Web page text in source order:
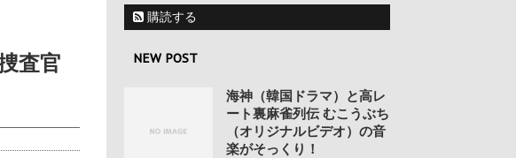
査官
購読する
NEW POST
海神（韓国ドラマ）と高レ
ート裏麻雀列伝 むこうぶち
（オリジナルビデオ）の音
楽がそっくり！